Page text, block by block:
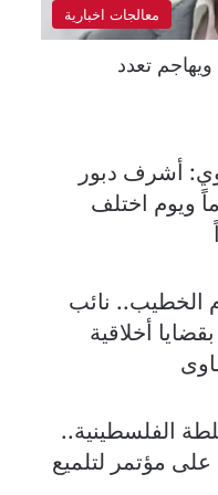
معالجات اخبارية
تعدد
أشرف دبور
13 عاماً ويوم اختلف
الخطيب.. نائب
أخلاقية
الفلسطينية..
مؤتمر لتلميع